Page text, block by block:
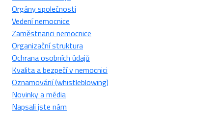
Orgány společnosti
Vedení nemocnice
Zaměstnanci nemocnice
Organizační struktura
Ochrana osobních údajů
Kvalita a bezpečí v nemocnici
Oznamování (whistleblowing)
Novinky a média
Napsali jste nám